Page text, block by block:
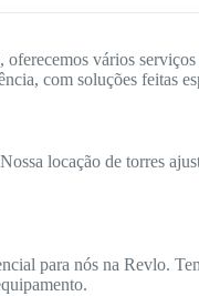
vários serviços
com soluções feitas
locação de torres
para nós na Revlo.